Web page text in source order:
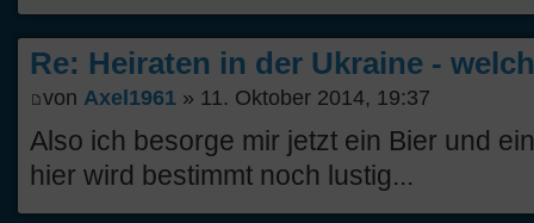
Re: Heiraten in der Ukraine -
von Axel1961 » 11. Oktober 2014, 19:37
Also ich besorge mir jetzt ein Bier und
hier wird bestimmt noch lustig...